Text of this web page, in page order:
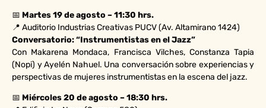
📅 Martes 19 de agosto – 11:30 hrs.
📍 Auditorio Industrias Creativas PUCV (Av. Altamirano 1424)
Conversatorio: “Instrumentistas en el Jazz”
Con Makarena Mondaca, Francisca Vilches, Constanza Tapia
(Nopi) y Ayelén Nahuel. Una conversación sobre experiencias y
perspectivas de mujeres instrumentistas en la escena del jazz.
📅 Miércoles 20 de agosto – 18:30 hrs.